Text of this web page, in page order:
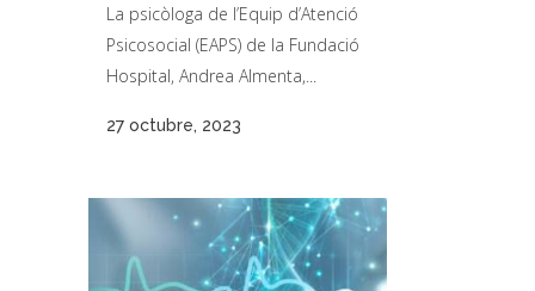
La psicòloga de l’Equip d’Atenció
Psicosocial (EAPS) de la Fundació
Hospital, Andrea Almenta,...
27 octubre, 2023